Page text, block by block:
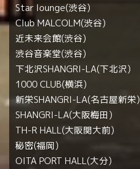
Star lounge(渋谷)
Club MALCOLM(渋谷)
近未来会館(渋谷)
渋谷音楽堂(渋谷)
下北沢SHANGRI-LA(下北沢)
1000 CLUB(横浜)
新栄SHANGRI-LA(名古屋新栄)
SHANGRI-LA(大阪梅田)
TH-R HALL(大阪関大前)
秘密(福岡)
OITA PORT HALL(大分)